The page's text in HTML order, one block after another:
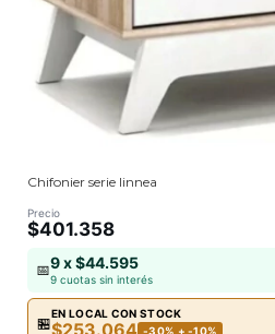
Chifonier serie linnea
Precio
$401.358
📅9 x $44.595
9 cuotas sin interés
🏪
EN LOCAL CON STOCK
-30% + -10%